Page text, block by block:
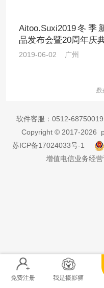
Aitoo.Suxi2019冬季
品发布会暨20周年庆
2019-06-02 广州
数
软件客服： 0512-68750019
Copyright © 2017-2026
苏ICP备17024033号-1
增值电信业务经
免费注册 我是摄影狮